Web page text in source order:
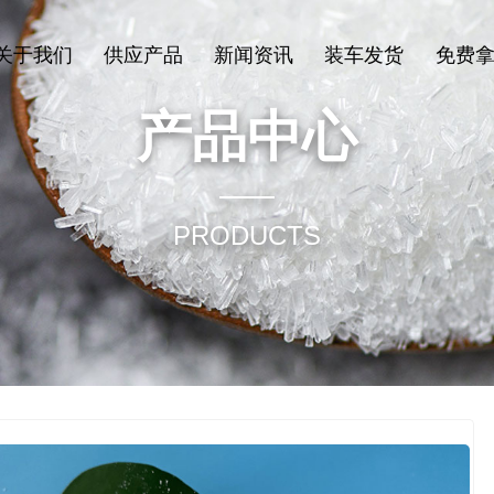
于我们 供应产品 新闻资讯 装车发货 免费
产品中心
PRODUCTS